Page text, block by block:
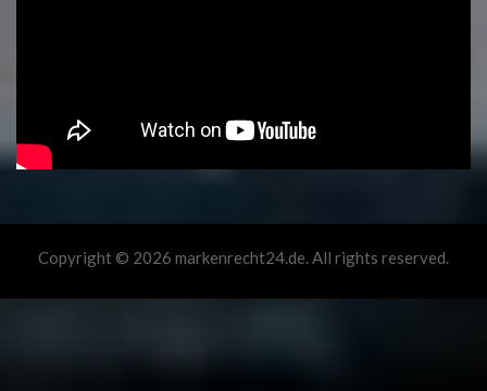
Copyright © 2026 markenrecht24.de. All rights reserved.